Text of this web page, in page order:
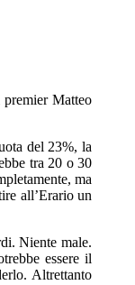
Matteo
del 23%, la
tra 20 o 30
ma
all’Erario un
Niente male.
essere il
Altrettanto